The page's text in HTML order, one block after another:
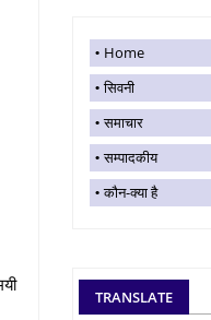
Home
सिवनी
समाचार
सम्पादकीय
कौन-क्या है
TRANSLATE